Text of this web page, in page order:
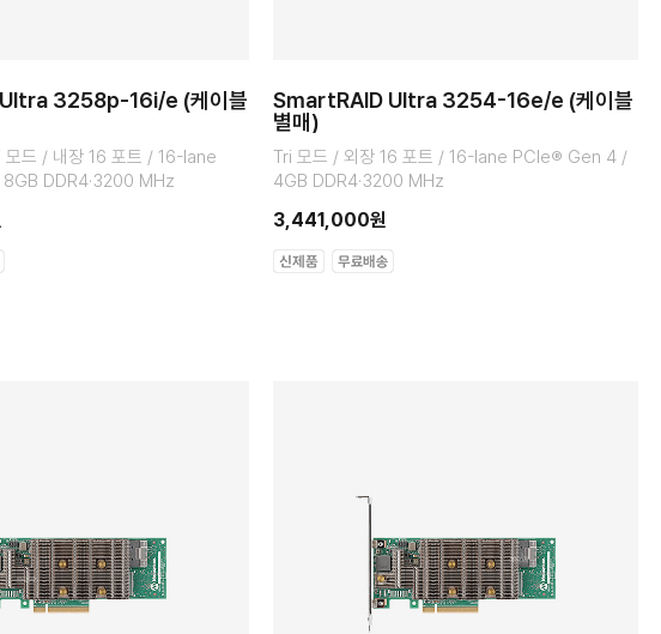
3258p-16i/e (케이블
모드 / 내장 16 포트 / 16-lane
DDR4·3200 MHz
SmartRAID Ultra 3254-16e/e (케이블
별매)
Tri 모드 / 외장 16 포트 / 16-lane PCIe® Gen 4 /
4GB DDR4·3200 MHz
3,441,000원